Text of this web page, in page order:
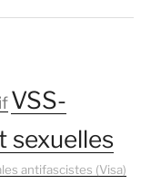
VSS-
sexuelles
antifascistes (Visa)